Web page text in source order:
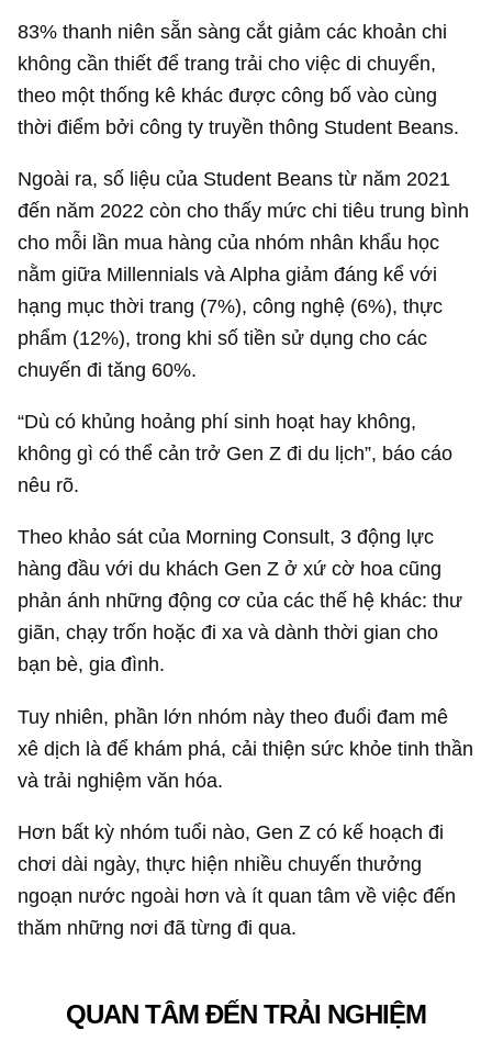
83% thanh niên sẵn sàng cắt giảm các khoản chi
không cần thiết để trang trải cho việc di chuyển,
theo một thống kê khác được công bố vào cùng
thời điểm bởi công ty truyền thông Student Beans.
Ngoài ra, số liệu của Student Beans từ năm 2021
đến năm 2022 còn cho thấy mức chi tiêu trung bình
cho mỗi lần mua hàng của nhóm nhân khẩu học
nằm giữa Millennials và Alpha giảm đáng kể với
hạng mục thời trang (7%), công nghệ (6%), thực
phẩm (12%), trong khi số tiền sử dụng cho các
chuyến đi tăng 60%.
“Dù có khủng hoảng phí sinh hoạt hay không,
không gì có thể cản trở Gen Z đi du lịch”, báo cáo
nêu rõ.
Theo khảo sát của Morning Consult, 3 động lực
hàng đầu với du khách Gen Z ở xứ cờ hoa cũng
phản ánh những động cơ của các thế hệ khác: thư
giãn, chạy trốn hoặc đi xa và dành thời gian cho
bạn bè, gia đình.
Tuy nhiên, phần lớn nhóm này theo đuổi đam mê
xê dịch là để khám phá, cải thiện sức khỏe tinh thần
và trải nghiệm văn hóa.
Hơn bất kỳ nhóm tuổi nào, Gen Z có kế hoạch đi
chơi dài ngày, thực hiện nhiều chuyến thưởng
ngoạn nước ngoài hơn và ít quan tâm về việc đến
thăm những nơi đã từng đi qua.
QUAN TÂM ĐẾN TRẢI NGHIỆM